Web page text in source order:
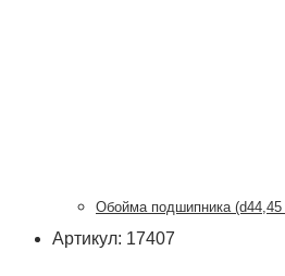
Обойма подшипника
Артикул: 17407